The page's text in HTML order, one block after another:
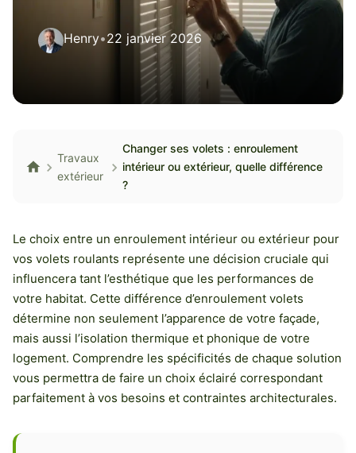
Henry•22 janvier 2026
Travaux
extérieur
Changer ses volets : enroulement
intérieur ou extérieur, quelle différence
?
Le choix entre un enroulement intérieur ou extérieur pour
vos volets roulants représente une décision cruciale qui
influencera tant l’esthétique que les performances de
votre habitat. Cette différence d’enroulement volets
détermine non seulement l’apparence de votre façade,
mais aussi l’isolation thermique et phonique de votre
logement. Comprendre les spécificités de chaque solution
vous permettra de faire un choix éclairé correspondant
parfaitement à vos besoins et contraintes architecturales.